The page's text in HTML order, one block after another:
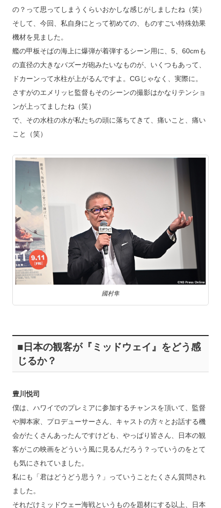
の？って思ってしまうくらいおかしな感じがしましたね（笑）
そして、今回、私自身にとって初めての、ものすごい特殊効果
機材を見ました。
艦の甲板そばの海上に爆弾が着弾するシーン用に、5、60cmも
の直径の大きなバズーガ砲みたいなものが、いくつもあって、
ドカーンって水柱が上がるんですよ。CGじゃなく、実際に。
さすがのエメリッヒ監督もそのシーンの撮影はかなりテンショ
ンが上ってましたね（笑）
で、その水柱の水が私たちの頭に落ちてきて、痛いこと、痛い
こと（笑）
國村隼
■日本の観客が『ミッドウェイ』をどう感
じるか？
豊川悦司
僕は、ハワイでのプレミアに参加するチャンスを頂いて、監督
や脚本家、プロデューサーさん、キャストの方々とお話する機
会がたくさんあったんですけども、やっぱり皆さん、日本の観
客がこの映画をどういう風に見るんだろう？っていうのをとて
も気にされていました。
私にも「君はどうどう思う？」っていうことたくさん質問され
ました。
それだけミッドウェー海戦というものを題材にする以上、日本